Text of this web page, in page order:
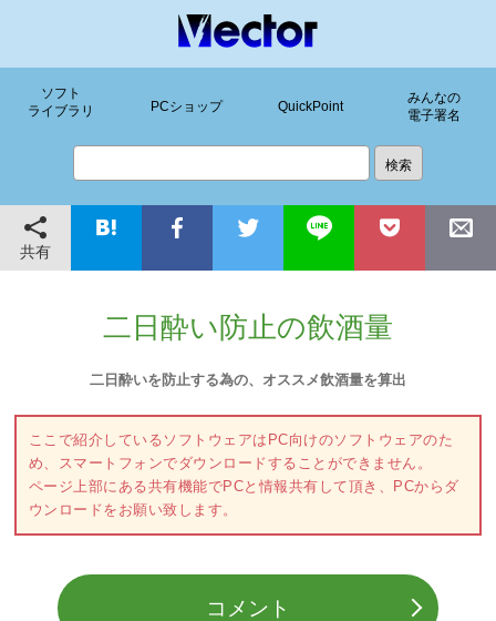
ソフト
ライブラリ
PCショップ QuickPoint
みんなの
電子署名
共有
二日酔い防止の飲酒量
二日酔いを防止する為の、オススメ飲酒量を算出
ここで紹介しているソフトウェアはPC向けのソフトウェアのた
め、スマートフォンでダウンロードすることができません。
ページ上部にある共有機能でPCと情報共有して頂き、PCからダ
ウンロードをお願い致します。
コメント